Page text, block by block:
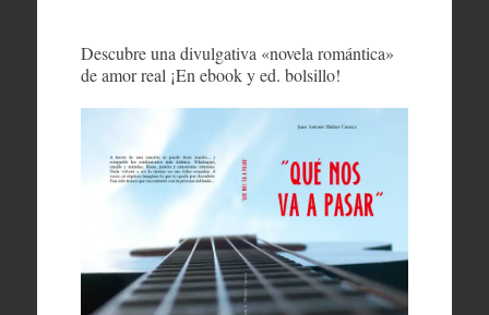
Descubre una divulgativa «novela romántica»
de amor real ¡En ebook y ed. bolsillo!